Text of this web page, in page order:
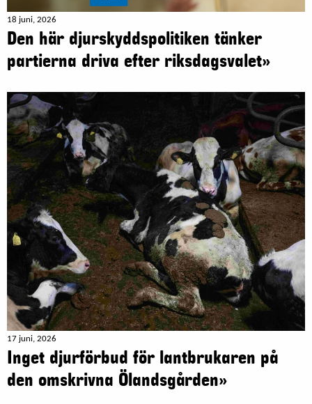
18 juni, 2026
Den här djurskyddspolitiken tänker
partierna driva efter riksdagsvalet»
17 juni, 2026
Inget djurförbud för lantbrukaren på
den omskrivna Ölandsgården»